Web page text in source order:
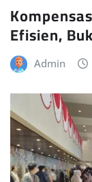
Efisien,
Admin